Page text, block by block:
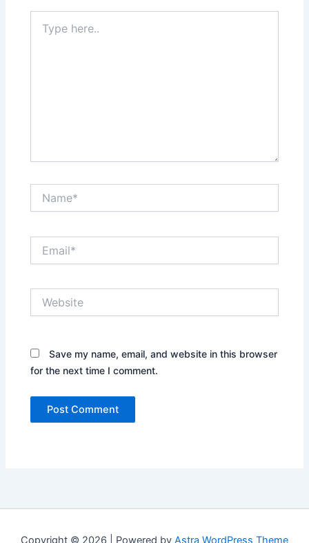
here..
Save my name, email, and website in this browser
for the next time I comment.
Copyright © 2026 | Powered by Astra WordPress Theme